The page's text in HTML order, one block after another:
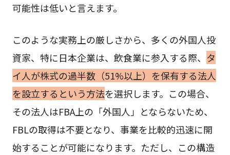
可能性は低いと言えます。
このような実務上の厳しさから、多くの外国人投
資家、特に日本企業は、飲食業に参入する際、 タ
イ人が株式の過半数（51%以上）を保有する法人
を設立するという方法を選択します。この場合、
その法人はFBA上の「外国人」とならないため、
FBLの取得は不要となり、事業を比較的迅速に開
始することが可能になります。ただし、この構造